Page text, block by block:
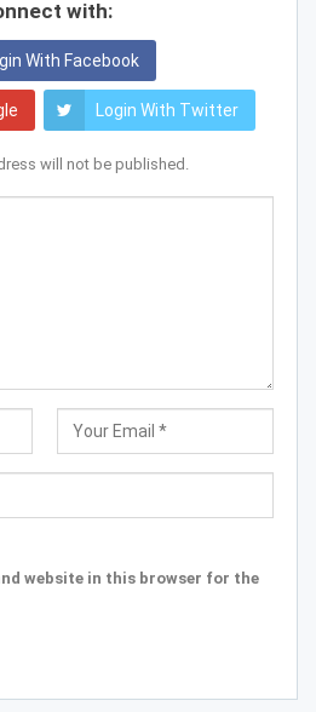
with:
With Facebook
Login With Twitter
will not be published.
website in this browser for the